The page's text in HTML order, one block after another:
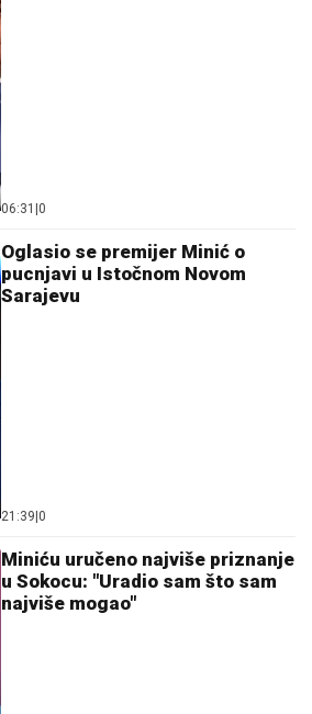
06:31 0
Oglasio se premijer Minić o
pucnjavi u Istočnom Novom
Sarajevu
21:39 0
Miniću uručeno najviše priznanje
u Sokocu: "Uradio sam što sam
najviše mogao"